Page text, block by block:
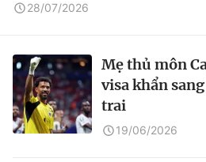
28/07/2026
Mẹ thủ môn
visa khẩn
trai
19/06/2026